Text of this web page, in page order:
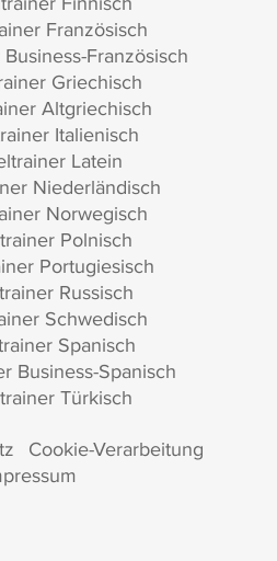
Französisch
Französisch
Griechisch
Altgriechisch
Italienisch
Latein
Niederländisch
Norwegisch
Polnisch
Portugiesisch
Russisch
Schwedisch
Spanisch
Business-Spanisch
Türkisch
Cookie-Verarbeitung